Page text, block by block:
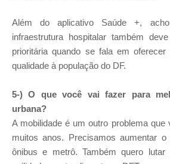
Além do aplicativo Saúde +,
infraestrutura hospitalar também
prioritária quando se fala em
qualidade à população do DF.
5-) O que você vai fazer para
urbana?
A mobilidade é um outro problema que
muitos anos. Precisamos aumentar
ônibus e metrô. Também quero